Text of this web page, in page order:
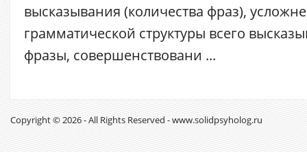
высказывания (количества фраз),
грамматической структуры всего
фразы, совершенствовани ...
Copyright © 2026 - All Rights Reserved - www.solidpsyholog.ru